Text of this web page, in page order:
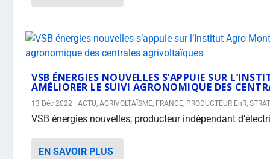
VSB ÉNERGIES NOUVELLES S’APPUIE SUR
AMÉLIORER LE SUIVI AGRONOMIQUE DES
13 Déc 2022 |ACTU,AGRIVOLTAÏSME, FRANCE, PRODUCTEUR EnR,
VSB énergies nouvelles, producteur indépendant
EN SAVOIR PLUS